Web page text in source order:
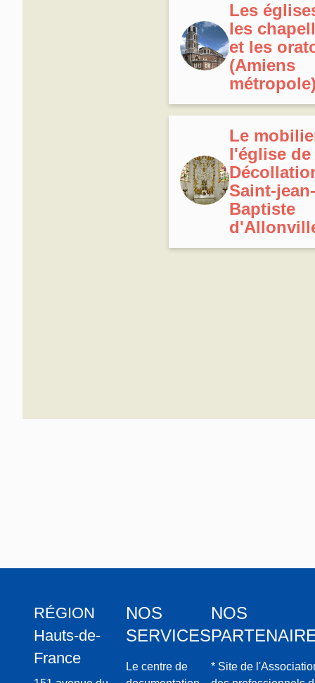
Les
les
et les
(Amiens
Le
l'église de
Saint-jean-
Baptiste
RÉGION
Hauts-de-
France
NOS
SERVICES
Le centre de
NOS
* Site de